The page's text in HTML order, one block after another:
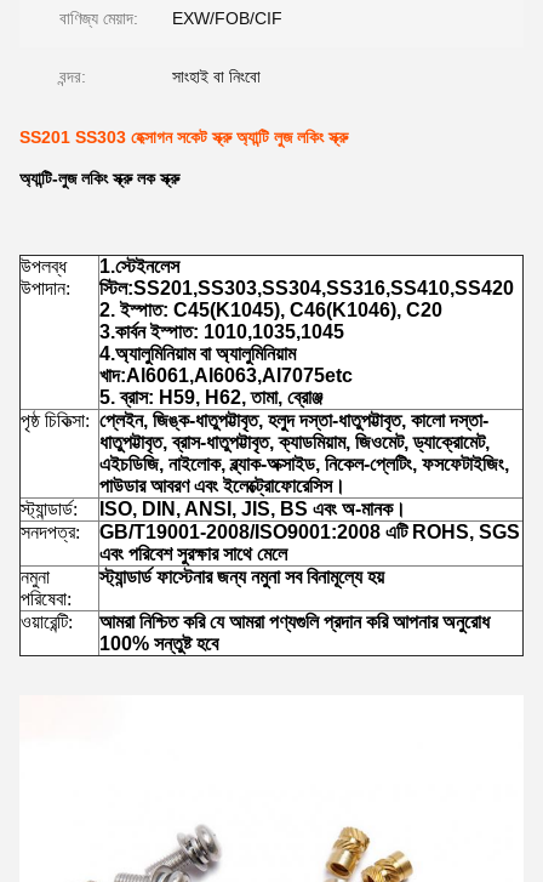
বাণিজ্য মেয়াদ: EXW/FOB/CIF
বন্দর: সাংহাই বা নিংবো
SS201 SS303 হেক্সাগন সকেট স্ক্রু অ্যান্টি লুজ লকিং স্ক্রু
অ্যান্টি-লুজ লকিং স্ক্রু লক স্ক্রু
উপলব্ধ
উপাদান:
1.স্টেইনলেস
স্টিল:SS201,SS303,SS304,SS316,SS410,SS420
2. ইস্পাত: C45(K1045), C46(K1046), C20
3.কার্বন ইস্পাত: 1010,1035,1045
4.অ্যালুমিনিয়াম বা অ্যালুমিনিয়াম
খাদ:Al6061,Al6063,Al7075etc
5. ব্রাস: H59, H62, তামা, ব্রোঞ্জ
পৃষ্ঠ চিকিত্সা: প্লেইন, জিঙ্ক-ধাতুপট্টাবৃত, হলুদ দস্তা-ধাতুপট্টাবৃত, কালো দস্তা-
ধাতুপট্টাবৃত, ব্রাস-ধাতুপট্টাবৃত, ক্যাডমিয়াম, জিওমেট, ড্যাক্রোমেট,
এইচডিজি, নাইলোক, ব্ল্যাক-অক্সাইড, নিকেল-প্লেটিং, ফসফেটাইজিং,
পাউডার আবরণ এবং ইলেক্ট্রোফোরেসিস।
স্ট্যান্ডার্ড:
ISO, DIN, ANSI, JIS, BS এবং অ-মানক।
সনদপত্র:
GB/T19001-2008/ISO9001:2008 এটি ROHS, SGS
এবং পরিবেশ সুরক্ষার সাথে মেলে
নমুনা
পরিষেবা:
স্ট্যান্ডার্ড ফাস্টেনার জন্য নমুনা সব বিনামূল্যে হয়
ওয়ারেন্টি:
আমরা নিশ্চিত করি যে আমরা পণ্যগুলি প্রদান করি আপনার অনুরোধ
100% সন্তুষ্ট হবে